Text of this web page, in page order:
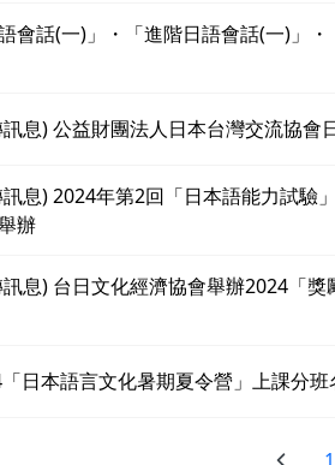
會話(一)」・「進階日語會話(一)」
息) 公益財團法人日本台灣交流協會
息) 2024年第2回「日本語能力試驗
辦
息) 台日文化經濟協會舉辦2024「
日本語言文化暑期夏令營」上課分班
1